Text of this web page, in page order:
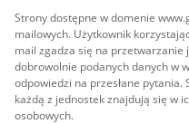
Strony dostępne w domenie
mailowych. Użytkownik
mail zgadza się na
dobrowolnie podanych danych w
odpowiedzi na przesłane pytania.
każdą z jednostek znajdują się w
osobowych.